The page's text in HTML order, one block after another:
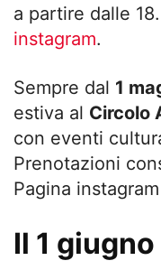
a partire dalle
instagram.
Sempre dal 1
estiva al Circolo
con eventi
Prenotazioni
Pagina instagram
Il 1